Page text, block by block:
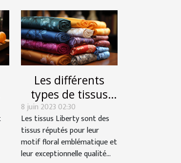
Les différents
types de tissus
Liberty
8 juin 2023 02:30
Les tissus Liberty sont des
tissus réputés pour leur
motif floral emblématique et
leur exceptionnelle qualité...